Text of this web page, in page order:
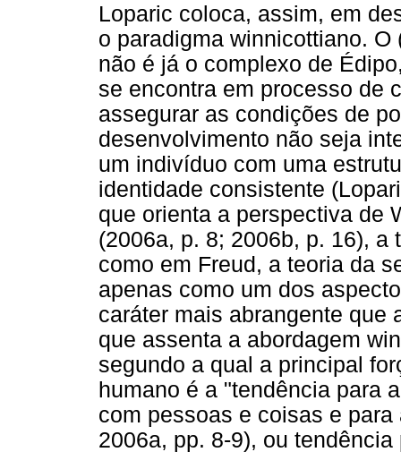
Loparic coloca, assim, em
o paradigma winnicottiano.
não é já o complexo de
se encontra em processo de
assegurar as condições de
desenvolvimento não seja
um indivíduo com uma
identidade consistente
que orienta a perspectiva de
(2006a, p. 8; 2006b, p. 16), a
como em Freud, a teoria da
apenas como um dos
caráter mais abrangente que
que assenta a abordagem
segundo a qual a principal
humano é a "tendência para
com pessoas e coisas e
2006a, pp. 8-9), ou